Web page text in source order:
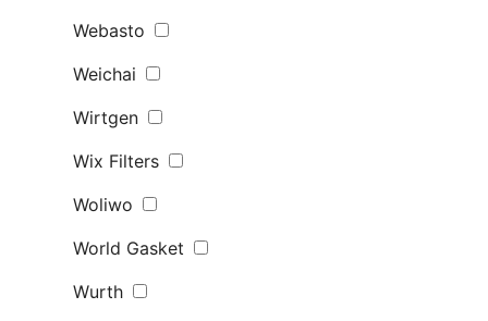
Webasto
Weichai
Wirtgen
Wix Filters
Woliwo
World Gasket
Wurth